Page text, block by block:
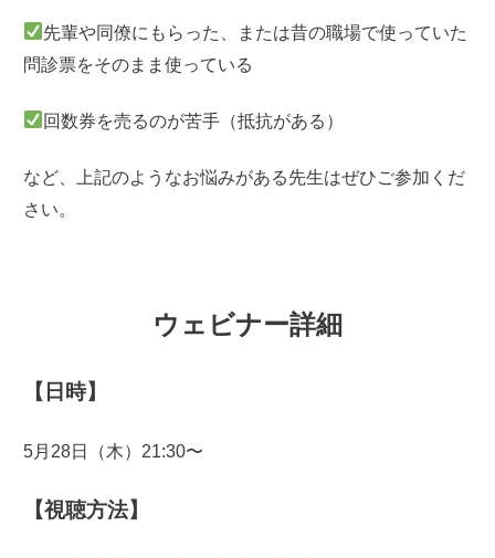
先輩や同僚にもらった、または昔の職場で使っていた
問診票をそのまま使っている
回数券を売るのが苦手（抵抗がある）
など、上記のようなお悩みがある先生はぜひご参加くだ
さい。
ウェビナー詳細
【日時】
5月28日（木）21:30〜
【視聴方法】